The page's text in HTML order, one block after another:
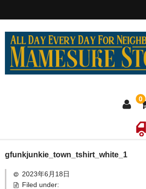
0
ホーム
MEXICO買い付け
gfunkjunkie_town_tshirt_white_1
2023年6月18日
Filed under: